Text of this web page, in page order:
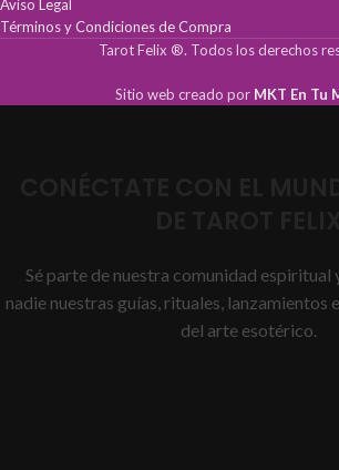
Aviso Legal
Términos y Condiciones de Compra
Tarot Felix ®. Todos los derechos
Sitio web creado por MKT En Tu
Sé parte de nuestra comunidad espiritual
nadie nuestras guías, rituales, lanzamientos
del arte esotérico.